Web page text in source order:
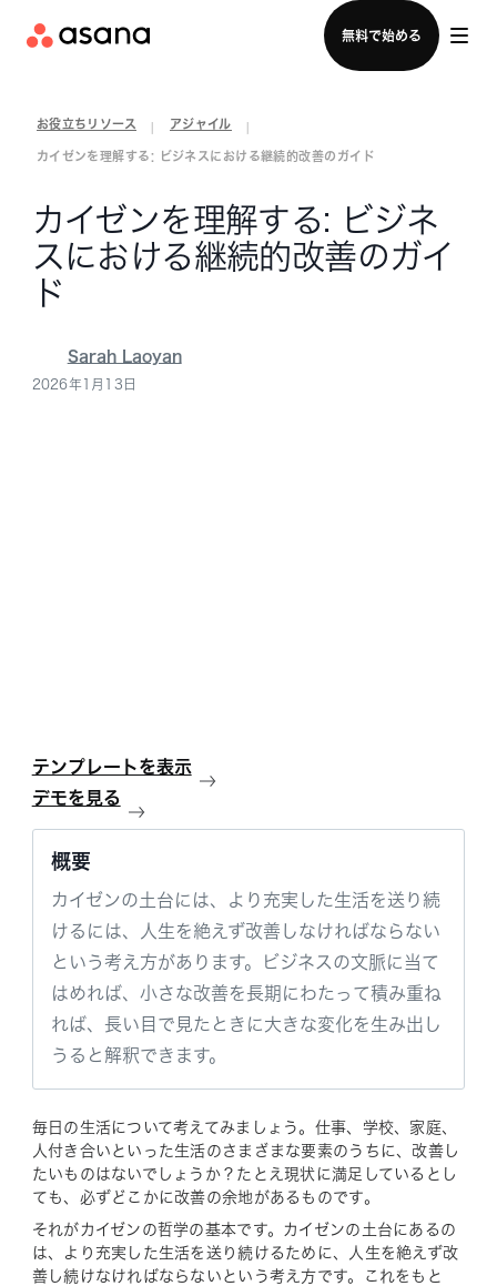
無料で始める
セールスチームに問い合わせる
お役立ちリソース アジャイル
カイゼンを理解する: ビジネスにおける継続的改善のガイド
カイゼンを理解する: ビジネ
スにおける継続的改善のガイ
ド
Sarah Laoyan
2026年1月13日
テンプレートを表示
デモを見る
概要
カイゼンの土台には、より充実した生活を送り続
けるには、人生を絶えず改善しなければならない
という考え方があります。ビジネスの文脈に当て
はめれば、小さな改善を長期にわたって積み重ね
れば、長い目で見たときに大きな変化を生み出し
うると解釈できます。
毎日の生活について考えてみましょう。仕事、学校、家庭、
人付き合いといった生活のさまざまな要素のうちに、改善し
たいものはないでしょうか？たとえ現状に満足しているとし
ても、必ずどこかに改善の余地があるものです。
それがカイゼンの哲学の基本です。カイゼンの土台にあるの
は、より充実した生活を送り続けるために、人生を絶えず改
善し続けなければならないという考え方です。これをもと